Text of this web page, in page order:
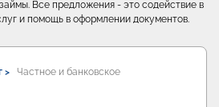
Все предложения - это содействие в
и помощь в оформлении документов.
>
Частное и банковское